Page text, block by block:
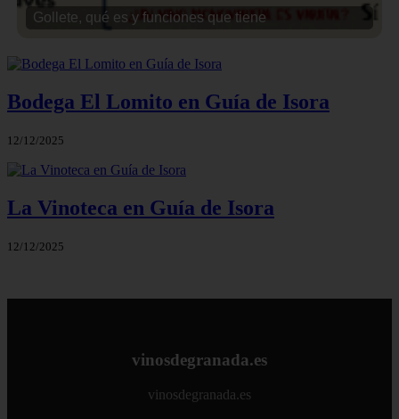
Gollete, qué es y funciones que tiene
Bodega El Lomito en Guía de Isora
12/12/2025
La Vinoteca en Guía de Isora
12/12/2025
vinosdegranada.es
vinosdegranada.es